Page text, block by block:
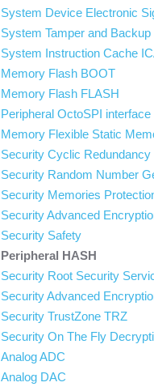
System Device Electronic
System Tamper and
System Instruction Cache
Memory Flash BOOT
Memory Flash FLASH
Peripheral OctoSPI
Memory Flexible Static
Security Cyclic
Security Random Number
Security Memories
Security Advanced
Security Safety
Peripheral HASH
Security Root Security
Security Advanced
Security TrustZone TRZ
Security On The Fly
Analog ADC
Analog DAC